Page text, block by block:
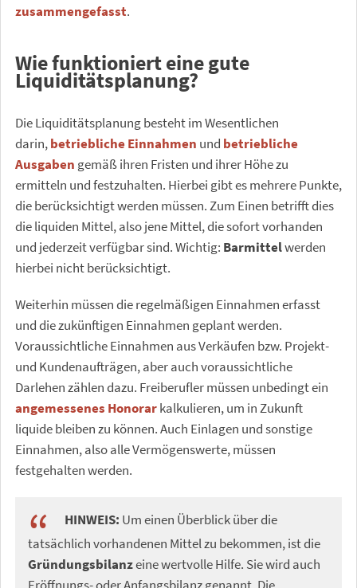
zusammengefasst.
Wie funktioniert eine gute
Liquiditätsplanung?
Die Liquiditätsplanung besteht im Wesentlichen
darin,betriebliche Einnahmen und betriebliche
Ausgaben gemäß ihren Fristen und ihrer Höhe zu
ermitteln und festzuhalten. Hierbei gibt es mehrere Punkte,
die berücksichtigt werden müssen. Zum Einen betrifft dies
die liquiden Mittel, also jene Mittel, die sofort vorhanden
und jederzeit verfügbar sind. Wichtig: Barmittelwerden
hierbei nicht berücksichtigt.
Weiterhin müssen die regelmäßigen Einnahmen erfasst
und die zukünftigen Einnahmen geplant werden.
Voraussichtliche Einnahmen aus Verkäufen bzw. Projekt-
und Kundenaufträgen, aber auch voraussichtliche
Darlehen zählen dazu. Freiberufler müssen unbedingt ein
angemessenes Honorarkalkulieren, um in Zukunft
liquide bleiben zu können. Auch Einlagen und sonstige
Einnahmen, also alle Vermögenswerte, müssen
festgehalten werden.
HINWEIS: Um einen Überblick über die
tatsächlich vorhandenen Mittel zu bekommen, ist die
Gründungsbilanzeine wertvolle Hilfe. Sie wird auch